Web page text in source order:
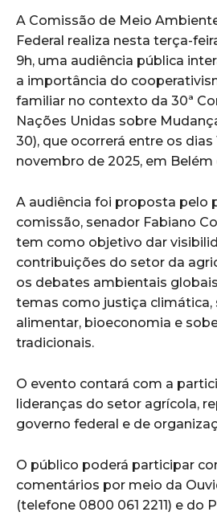
A Comissão de Meio
Federal realiza nesta terça-
9h, uma audiência pública
a importância do
familiar no contexto da 30ª
Nações Unidas sobre
30), que ocorrerá entre os dias
novembro de 2025, em Belém
A audiência foi proposta pelo
comissão, senador Fabiano
tem como objetivo dar
contribuições do setor da
os debates ambientais
temas como justiça climática,
alimentar, bioeconomia e
tradicionais.
O evento contará com a
lideranças do setor agrícola,
governo federal e de
O público poderá participar
comentários por meio da
(telefone 0800 061 2211) e do